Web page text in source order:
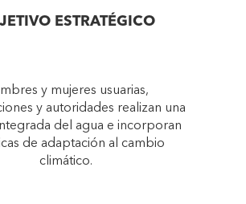
ESTRATÉGICO
y mujeres usuarias,
y autoridades realizan una
del agua e incorporan
de adaptación al cambio
climático.